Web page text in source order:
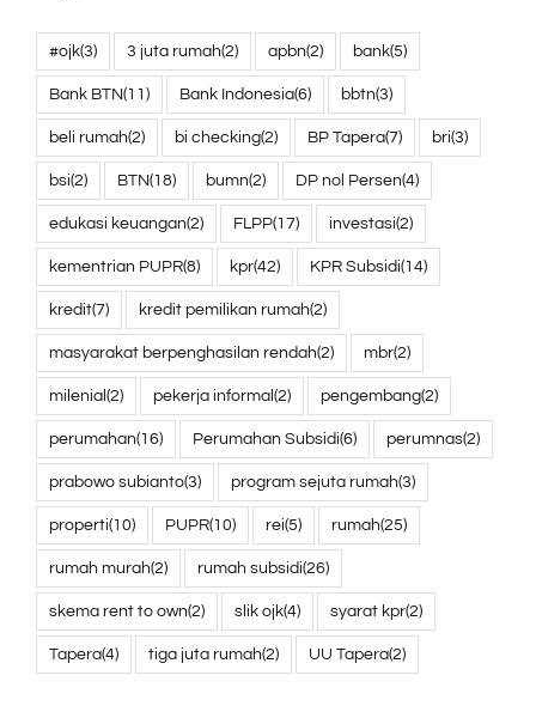
#ojk(3) 3 juta rumah(2) apbn(2) bank(5)
Bank BTN(11) Bank Indonesia(6) bbtn(3)
beli rumah(2) bi checking(2) BP Tapera(7) bri(3)
bsi(2) BTN(18) bumn(2) DP nol Persen(4)
edukasi keuangan(2) FLPP(17) investasi(2)
kementrian PUPR(8) kpr(42) KPR Subsidi(14)
kredit(7) kredit pemilikan rumah(2)
masyarakat berpenghasilan rendah(2) mbr(2)
milenial (2) pekerja informal (2) pengembang(2)
perumahan(16) Perumahan Subsidi(6) perumnas(2)
prabowo subianto(3) program sejuta rumah(3)
properti(10) PUPR(10) rei(5) rumah(25)
rumah murah(2) rumah subsidi(26)
skema rent to own(2) slik ojk(4) syarat kpr(2)
Tapera(4) tiga juta rumah(2) UU Tapera(2)